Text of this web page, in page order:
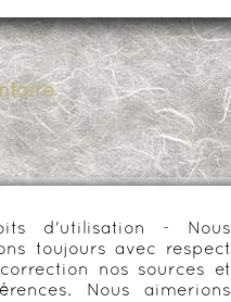
d'utilisation - Nous
toujours avec respect
nos sources et
Nous aimerions